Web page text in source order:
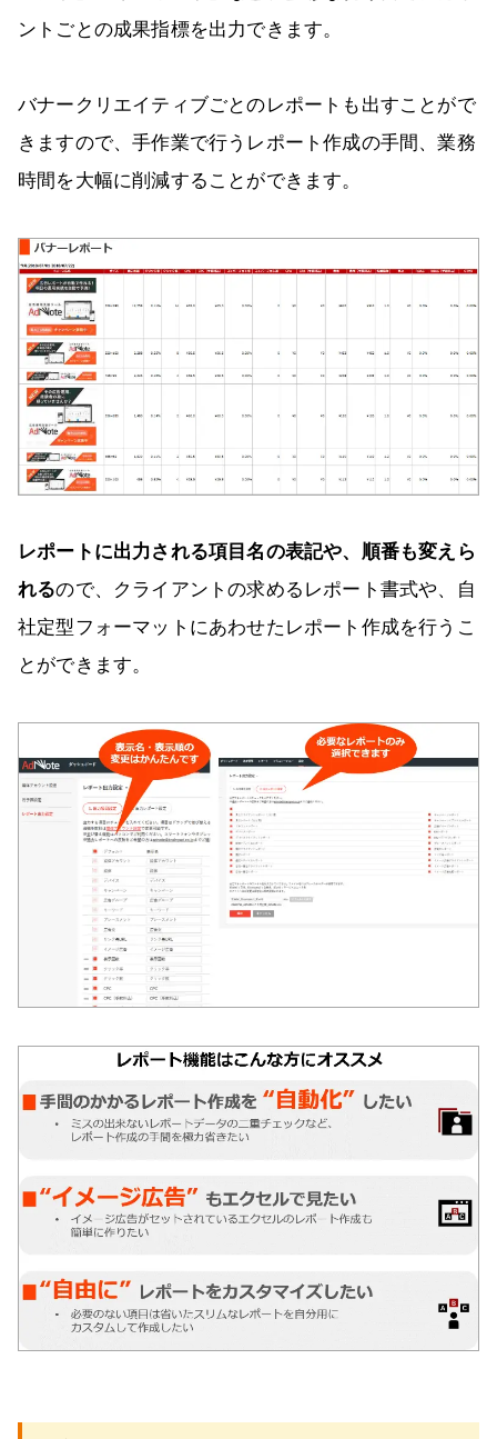
ントごとの成果指標を出力できます。
バナークリエイティブごとのレポートも出すことがで
きますので、手作業で行うレポート作成の手間、業務
時間を大幅に削減することができます。
レポートに出力される項目名の表記や、順番も変えら
れるので、クライアントの求めるレポート書式や、自
社定型フォーマットにあわせたレポート作成を行うこ
とができます。